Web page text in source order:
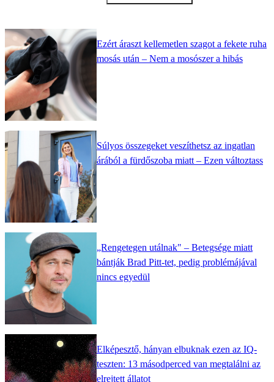
Ezért áraszt kellemetlen szagot a fekete ruha
mosás után – Nem a mosószer a hibás
Súlyos összegeket veszíthetsz az ingatlan
árából a fürdőszoba miatt – Ezen változtass
„Rengetegen utálnak" – Betegsége miatt
bántják Brad Pitt-tet, pedig problémájával
nincs egyedül
Elképesztő, hányan elbuknak ezen az IQ-
teszten: 13 másodperced van megtalálni az
elrejtett állatot